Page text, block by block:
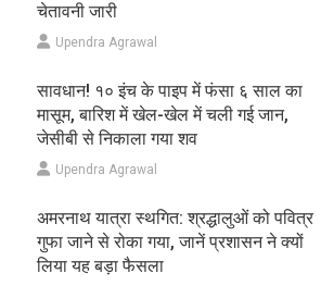
चेतावनी जारी
Upendra Agrawal
सावधान! १० इंच के पाइप में फंसा ६ साल का
मासूम, बारिश में खेल-खेल में चली गई जान,
जेसीबी से निकाला गया शव
Upendra Agrawal
अमरनाथ यात्रा स्थगित: श्रद्धालुओं को पवित्र
गुफा जाने से रोका गया, जानें प्रशासन ने क्यों
लिया यह बड़ा फैसला